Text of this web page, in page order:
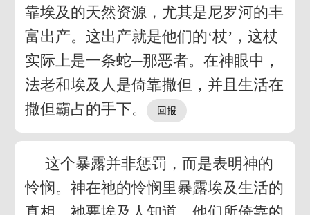
靠埃及的天然资源，尤其是尼罗河的丰
富出产。这出产就是他们的‘杖’，这杖
实际上是一条蛇─那恶者。在神眼中，
法老和埃及人是倚靠撒但，并且生活在
撒但霸占的手下。
这个暴露并非惩罚，而是表明神的
怜悯。神在祂的怜悯里暴露埃及生活的